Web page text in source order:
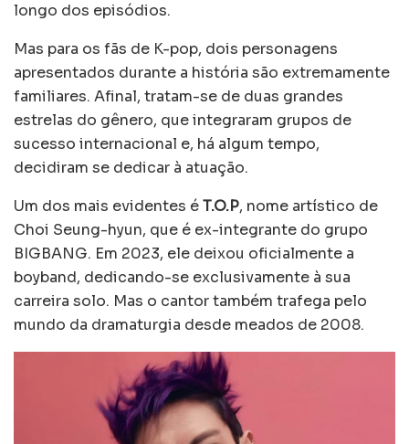
longo dos episódios.
Mas para os fãs de K-pop, dois personagens
apresentados durante a história são extremamente
familiares. Afinal, tratam-se de duas grandes
estrelas do gênero, que integraram grupos de
sucesso internacional e, há algum tempo,
decidiram se dedicar à atuação.
Um dos mais evidentes éT.O.P, nome artístico de
Choi Seung-hyun, que é ex-integrante do grupo
BIGBANG. Em 2023, ele deixou oficialmente a
boyband, dedicando-se exclusivamente à sua
carreira solo. Mas o cantor também trafega pelo
mundo da dramaturgia desde meados de 2008.